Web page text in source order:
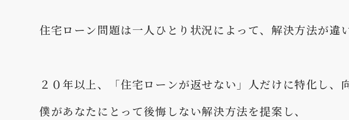
住宅ローン問題は一人ひとり状況によって、解決方法が違い
２０年以上、「住宅ローンが返せない」人だけに特化し、
僕があなたにとって後悔しない解決方法を提案し、